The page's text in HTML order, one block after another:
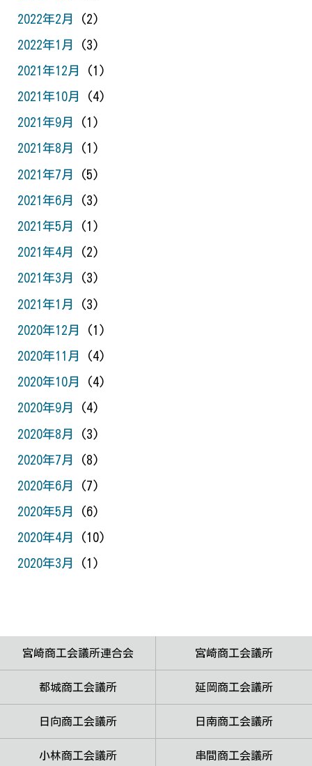
2022年2月 (2)
2022年1月 (3)
2021年12月 (1)
2021年10月 (4)
2021年9月 (1)
2021年8月 (1)
2021年7月 (5)
2021年6月 (3)
2021年5月 (1)
2021年4月 (2)
2021年3月 (3)
2021年1月 (3)
2020年12月 (1)
2020年11月 (4)
2020年10月 (4)
2020年9月 (4)
2020年8月 (3)
2020年7月 (8)
2020年6月 (7)
2020年5月 (6)
2020年4月 (10)
2020年3月 (1)
宮崎商工会議所連合会 宮崎商工会議所
都城商工会議所 延岡商工会議所
日向商工会議所 日南商工会議所
小林商工会議所 串間商工会議所